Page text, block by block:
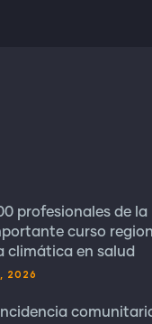
profesionales de
curso
climática en salud
2026